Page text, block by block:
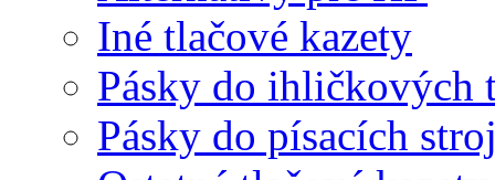
Iné tlačové kazety
Pásky do ihličkových
Pásky do písacích